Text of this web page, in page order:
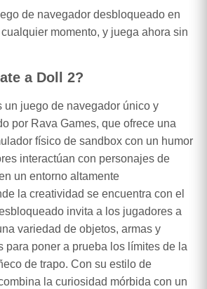
de navegador desbloqueado en
momento, y juega ahora sin
a Doll 2?
un juego de navegador único y
por Rava Games, que ofrece una
físico de sandbox con un humor
interactúan con personajes de
un entorno altamente
la creatividad se encuentra con el
invita a los jugadores a
variedad de objetos, armas y
para poner a prueba los límites de la
de trapo. Con su estilo de
la curiosidad mórbida con un